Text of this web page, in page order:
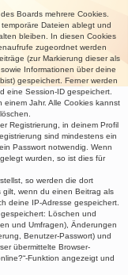
Boards mehrere Cookies.
Dateien ablegt und
bleiben. In diesen Cookies
zugeordnet werden
(zur Markierung dieser als
Informationen über deine
gespeichert. Ferner werden
eine Session-ID gespeichert.
Jahr. Alle Cookies kannst
Registrierung, in deinem Profil
sind mindestens ein
Passwort notwendig. Wenn
wurden, so ist dies für
so werden die dort
wenn du einen Beitrag als
deine IP-Adresse gespeichert.
Löschen und
und Umfragen), Änderungen
Benutzer-Passwort) und
übermittelte Browser-
Funktion angezeigt und